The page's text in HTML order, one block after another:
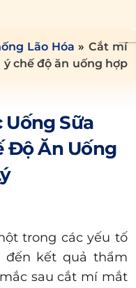
Lão Hóa » Cắt mí
chế độ ăn uống hợp
Uống Sữa
Độ Ăn Uống
trong các yếu tố
kết quả thẩm
sau cắt mí mắt